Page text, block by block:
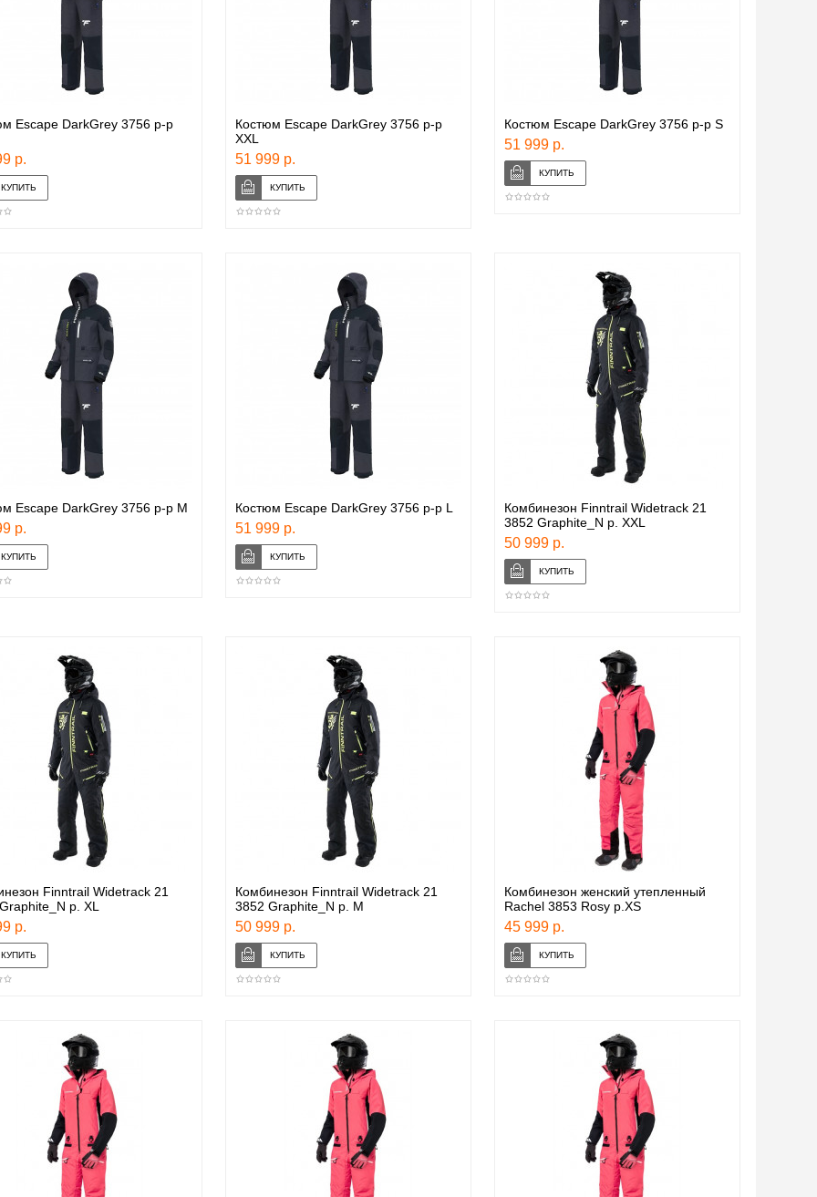
Escape DarkGrey 3756 р-р
р.
Костюм Escape DarkGrey 3756 р-р
XXL
51 999 р.
Костюм Escape DarkGrey 3756 р-р S
51 999 р.
Escape DarkGrey 3756 р-р M
р.
Костюм Escape DarkGrey 3756 р-р L
51 999 р.
Комбинезон Finntrail Widetrack 21
3852 Graphite_N p. XXL
50 999 р.
Finntrail Widetrack 21
p. XL
р.
Комбинезон Finntrail Widetrack 21
3852 Graphite_N p. M
50 999 р.
Комбинезон женский утепленный
Rachel 3853 Rosy p.XS
45 999 р.